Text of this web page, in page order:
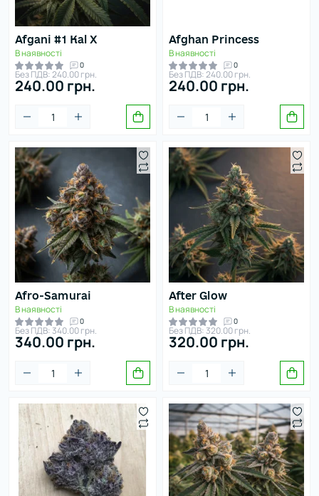
Afgani #1 Kal X
В наявності
0
Без ПДВ: 240.00 грн.
240.00 грн.
Afghan Princess
В наявності
0
Без ПДВ: 240.00 грн.
240.00 грн.
Afro-Samurai
В наявності
0
Без ПДВ: 340.00 грн.
340.00 грн.
After Glow
В наявності
0
Без ПДВ: 320.00 грн.
320.00 грн.